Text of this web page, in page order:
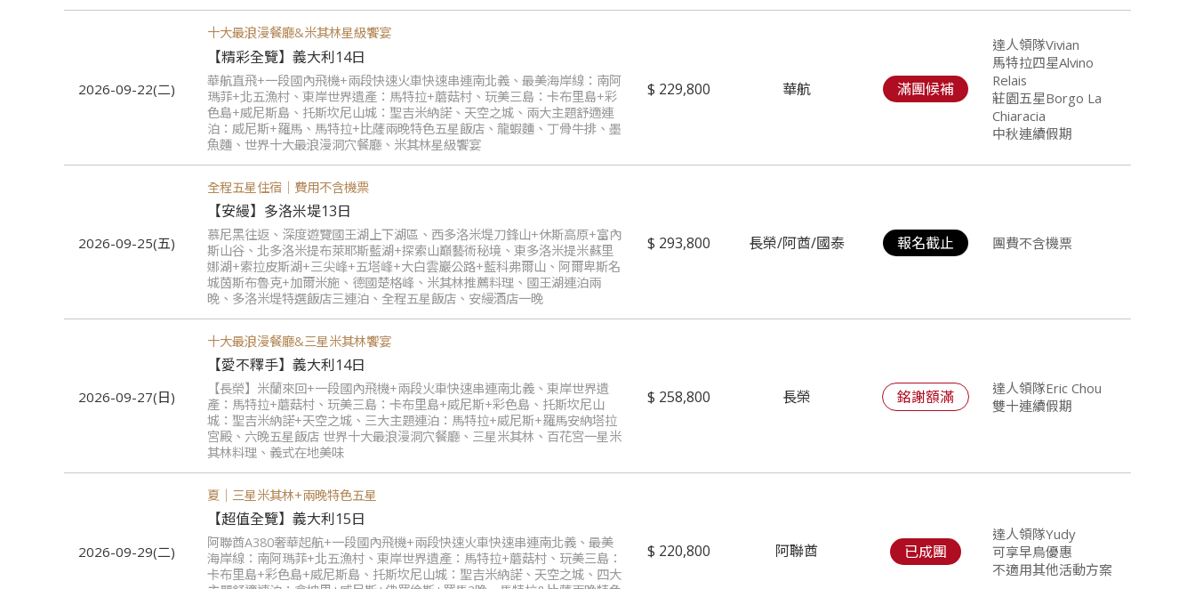
2026-09-22(二)
十大最浪漫餐廳&米其林星級饗宴
【精彩全覽】義大利14日
華航直飛+一段國內飛機+兩段快速火車快速串連南北義、最美海岸線：南阿
瑪菲+北五漁村、東岸世界遺產：馬特拉+蘑菇村、玩美三島：卡布里島+彩
色島+威尼斯島、托斯坎尼山城：聖吉米納諾、天空之城、兩大主題舒適連
泊：威尼斯+羅馬、馬特拉+比薩兩晚特色五星飯店、龍蝦麵、丁骨牛排、墨
魚麵、世界十大最浪漫洞穴餐廳、米其林星級饗宴
229,800 華航 滿團候補
達人領隊Vivian
馬特拉四星Alvino
Relais
莊園五星Borgo La
Chiaracia
中秋連續假期
2026-09-25(五)
全程五星住宿｜費用不含機票
【安縵】多洛米堤13日
慕尼黑往返、深度遊覽國王湖上下湖區、西多洛米堤刀鋒山+休斯高原+富內
斯山谷、北多洛米提布萊耶斯藍湖+探索山巔藝術秘境、東多洛米提米蘇里
娜湖+索拉皮斯湖+三尖峰+五塔峰+大白雲巖公路+藍科弗爾山、阿爾卑斯名
城茵斯布魯克+加爾米施、德國楚格峰、米其林推薦料理、國王湖連泊兩
晚、多洛米堤特選飯店三連泊、全程五星飯店、安縵酒店一晚
293,800 長榮/阿酋/國泰 報名截止 團費不含機票
2026-09-27(日)
十大最浪漫餐廳&三星米其林饗宴
【愛不釋手】義大利14日
【長榮】米蘭來回+一段國內飛機+兩段火車快速串連南北義、東岸世界遺
產：馬特拉+蘑菇村、玩美三島：卡布里島+威尼斯+彩色島、托斯坎尼山
城：聖吉米納諾+天空之城、三大主題連泊：馬特拉+威尼斯+羅馬安納塔拉
宮殿、六晚五星飯店 世界十大最浪漫洞穴餐廳、三星米其林、百花宮一星米
其林料理、義式在地美味
258,800 長榮 銘謝額滿
達人領隊Eric Chou
雙十連續假期
2026-09-29(二)
夏｜三星米其林+兩晚特色五星
【超值全覽】義大利15日
阿聯酋A380奢華起航+一段國內飛機+兩段快速火車快速串連南北義、最美
海岸線：南阿瑪菲+北五漁村、東岸世界遺產：馬特拉+蘑菇村、玩美三島：
卡布里島+彩色島+威尼斯島、托斯坎尼山城：聖吉米納諾、天空之城、四大
220,800 阿聯酋 已成團
達人領隊Yudy
可享早鳥優惠
不適用其他活動方案